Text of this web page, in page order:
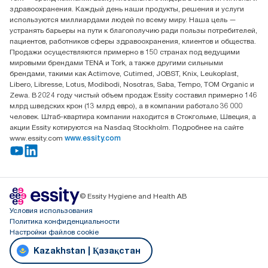
ООО «Эссити», Представительство в Казахстане Пр.
Достык, 210, 2 блок, 3 этаж,
офис №32 050051, г.
Алматы, Казахстан
здравоохранения. Каждый день наши продукты, решения и услуги
используются миллиардами людей по всему миру. Наша цель —
устранять барьеры на пути к благополучию ради пользы потребителей,
пациентов, работников сферы здравоохранения, клиентов и общества.
Продажи осуществляются примерно в 150 странах под ведущими
мировыми брендами TENA и Tork, а также другими сильными
брендами, такими как Actimove, Cutimed, JOBST, Knix, Leukoplast,
Libero, Libresse, Lotus, Modibodi, Nosotras, Saba, Tempo, TOM Organic и
Zewa. В 2024 году чистый объем продаж Essity составил примерно 146
млрд шведских крон (13 млрд евро), а в компании работало 36 000
человек. Штаб-квартира компании находится в Стокгольме, Швеция, а
акции Essity котируются на Nasdaq Stockholm. Подробнее на сайте
www.essity.com www.essity.com
© Essity Hygiene and Health AB
Условия использования
Политика конфиденциальности
Настройки файлов cookie
Kazakhstan | Қазақстан